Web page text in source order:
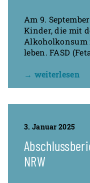
Am 9.
Kinder, die mit
Alkoholkonsum
leben. FASD
→ weiterlesen
3. Januar 2025
NRW